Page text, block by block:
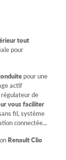
tout
pour
pour une
actif
de
vous faciliter
fil, système
connectée...
Renault Clio